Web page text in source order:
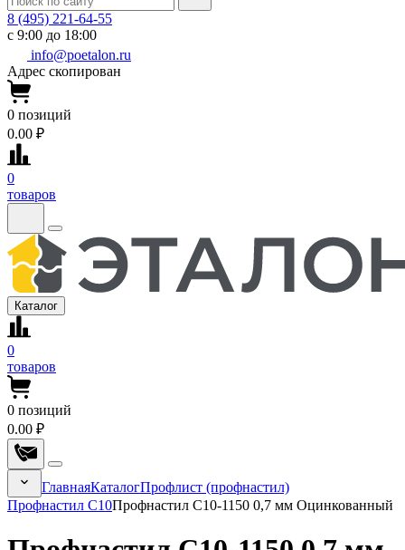
8 (495) 221-64-55
с 9:00 до 18:00
info@poetalon.ru
Адрес скопирован
0 позиций
0.00 ₽
0
товаров
Каталог
0
товаров
0 позиций
0.00 ₽
ГлавнаяКаталогПрофлист (профнастил)
Профнастил С10Профнастил C10-1150 0,7 мм Оцинкованный